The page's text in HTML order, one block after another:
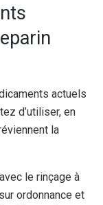
actuels
d’utiliser, en
la
le rinçage à
ordonnance et